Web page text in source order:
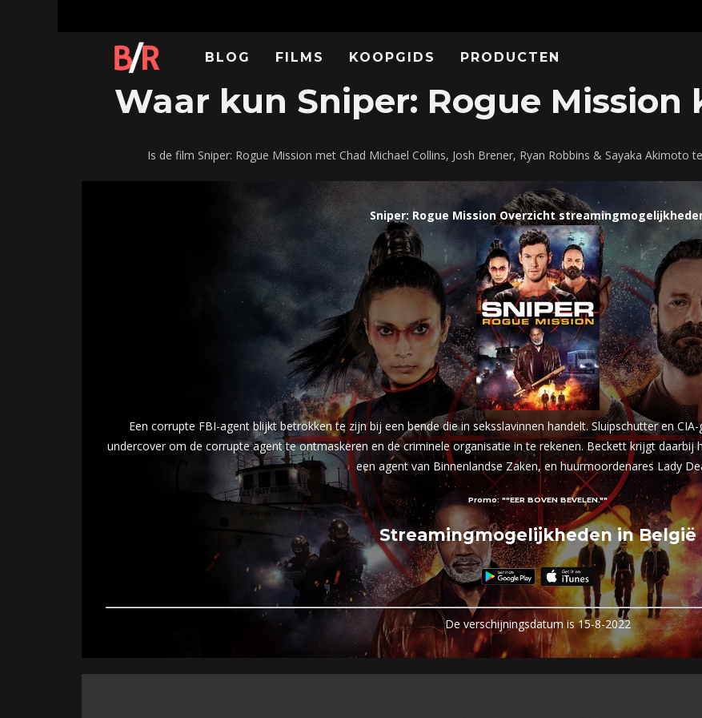
BLOG FILMS KOOPGIDS PRODUCTEN
Waar kun Sniper: Rogue
Is de film Sniper: Rogue Mission met Chad Michael Collins, Josh Brener, Ryan Robbins & Sayaka Akimoto
Sniper: Rogue Mission Overzicht
Een corrupte FBI-agent blijkt betrokken te zijn bij een bende die in seksslavinnen handelt. Sluipschutter en
undercover om de corrupte agent te ontmaskeren en de criminele organisatie in te rekenen. Beckett krijgt
een agent van Binnenlandse Zaken, en huurmoordenares Lady
Promo: ""EER BOVEN BEVELEN.""
Streamingmogelijkheden in België
De verschijningsdatum is 15-8-2022